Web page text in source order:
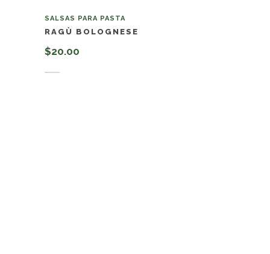
SALSAS PARA PASTA
RAGÙ BOLOGNESE
$20.00